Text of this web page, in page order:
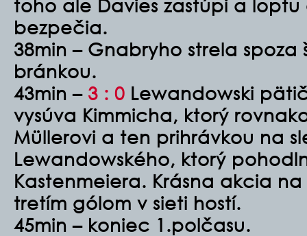
toho ale Davies zastúpi a
bezpečia.
38min – Gnabryho strela
bránkou.
43min – 3 : 0 Lewandowski
vysúva Kimmicha, ktorý
Müllerovi a ten prihrávkou na
Lewandowského, ktorý
Kastenmeiera. Krásna akcia
tretím gólom v sieti hostí.
45min – koniec 1.polčasu.